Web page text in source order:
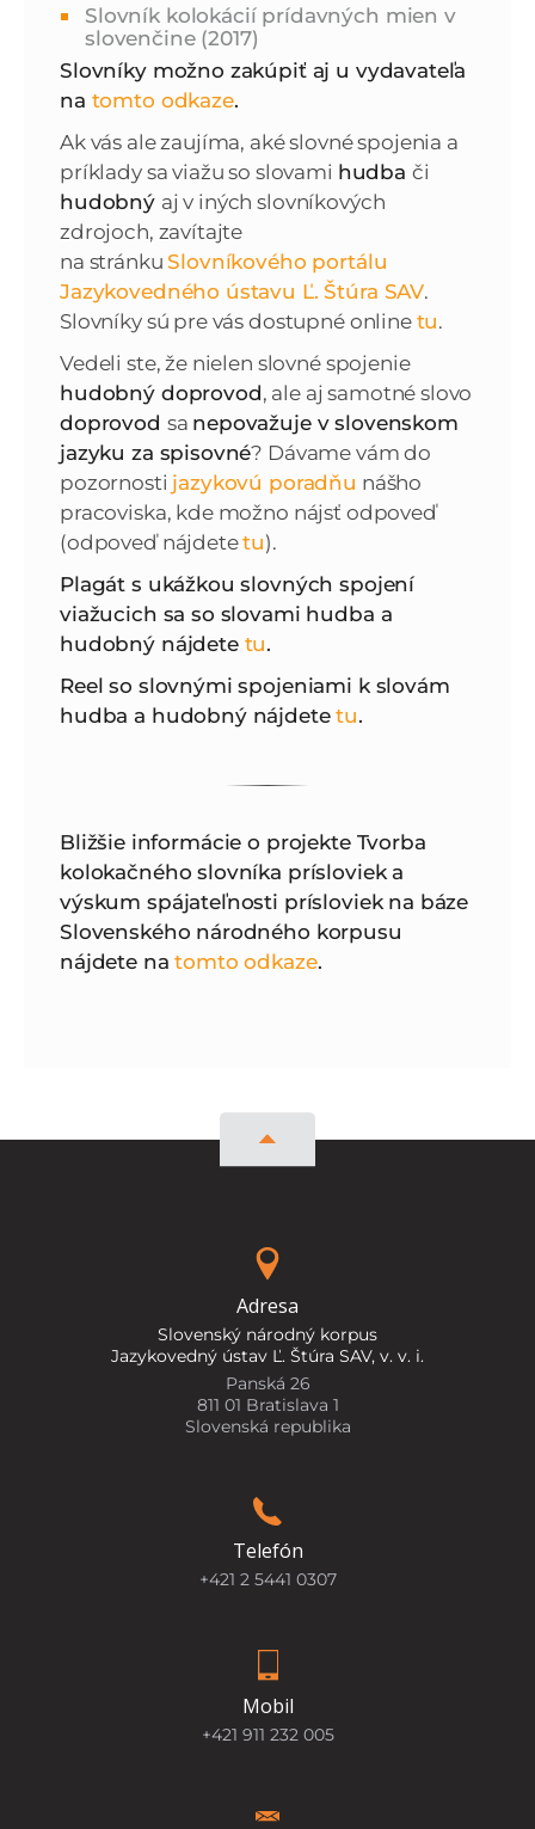
Slovník kolokácií prídavných mien v
slovenčine (2017)
Slovníky možno zakúpiť aj u vydavateľa
na tomto odkaze.
Ak vás ale zaujíma, aké slovné spojenia a
príklady sa viažu so slovami hudba či
hudobný aj v iných slovníkových
zdrojoch, zavítajte
na stránkuSlovníkového portálu
Jazykovedného ústavu Ľ. Štúra SAV.
Slovníky sú pre vás dostupné online tu.
Vedeli ste, že nielen slovné spojenie
hudobný doprovod, ale aj samotné slovo
doprovod sa nepovažuje v slovenskom
jazyku za spisovné? Dávame vám do
pozornosti jazykovú poradňu nášho
pracoviska, kde možno nájsť odpoveď
(odpoveď nájdetetu).
Plagát s ukážkou slovných spojení
viažucich sa so slovami hudba a
hudobný nájdete tu.
Reel so slovnými spojeniami k slovám
hudba a hudobný nájdetetu.
Bližšie informácie o projekte Tvorba
kolokačného slovníka prísloviek a
výskum spájateľnosti prísloviek na báze
Slovenského národného korpusu
nájdete natomto odkaze.
Adresa
Slovenský národný korpus
Jazykovedný ústav Ľ. Štúra SAV, v. v. i.
Panská 26
811 01 Bratislava 1
Slovenská republika
Telefón
+421 2 5441 0307
Mobil
+421 911 232 005